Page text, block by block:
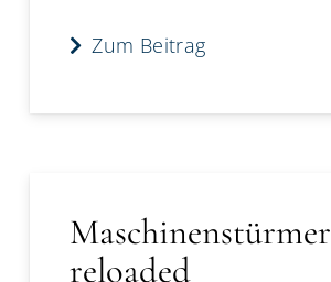
Zum Beitrag
Maschinenstürmer
reloaded